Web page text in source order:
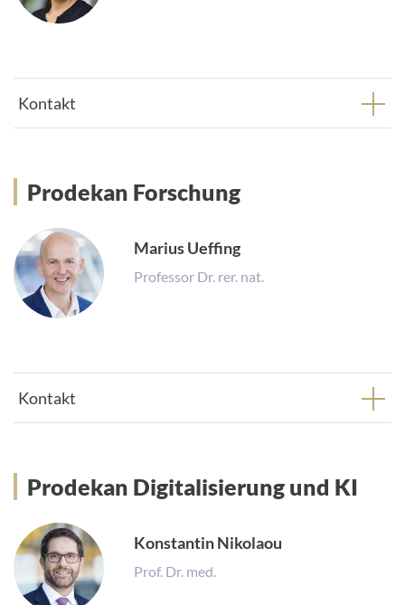
Kontakt
Prodekan Forschung
Prodekan Forschung
Marius Ueffing
Professor Dr. rer. nat.
Kontakt
Prodekan Digitalisierung und KI
Prodekan Digitalisierung und KI
Konstantin Nikolaou
Prof. Dr. med.